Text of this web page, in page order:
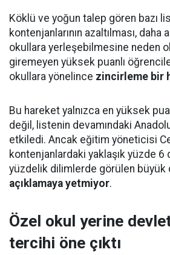
Köklü ve yoğun talep gören bazı
kontenjanlarının azaltılması, daha
okullara yerleşebilmesine neden
giremeyen yüksek puanlı
okullara yönelince zincirleme bir
Bu hareket yalnızca en yüksek
değil, listenin devamındaki
etkiledi. Ancak eğitim yöneticisi
kontenjanlardaki yaklaşık yüzde 6
yüzdelik dilimlerde görülen büyük
açıklamaya yetmiyor.
Özel okul yerine
tercihi öne çıktı